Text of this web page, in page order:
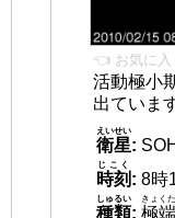
👈 お気に入
活動極小
出ていま
衛星
えいせい
:
時刻
じこく
: 8時
種類
しゅるい
: 極
きょく